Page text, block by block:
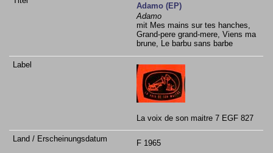
Adamo (EP)
Adamo
mit Mes mains sur tes hanches,
Grand-pere grand-mere, Viens ma
brune, Le barbu sans barbe
La voix de son maitre 7 EGF 827
F 1965